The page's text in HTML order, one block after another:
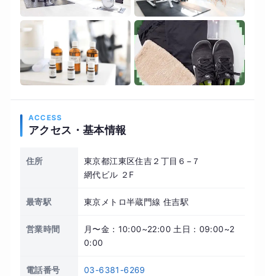
ACCESS
アクセス・基本情報
住所
東京都江東区住吉２丁目６−７
網代ビル ２F
最寄駅 東京メトロ半蔵門線 住吉駅
営業時間
月〜金：10:00~22:00 土日：09:00~2
0:00
電話番号 03-6381-6269